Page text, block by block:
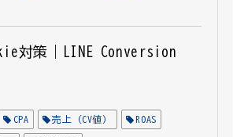
対策｜LINE Conversion
CPA 売上（CV値） ROAS